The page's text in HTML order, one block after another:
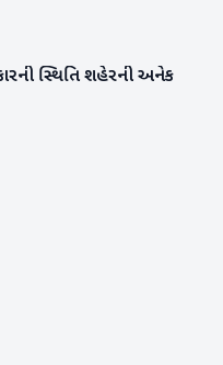
સ્થિતિ શહેરની અનેક